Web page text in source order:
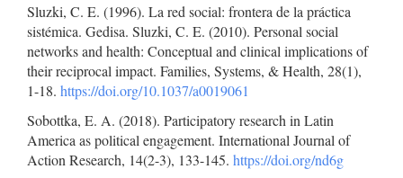
Sluzki, C. E. (1996). La red social: frontera de la práctica
sistémica. Gedisa. Sluzki, C. E. (2010). Personal social
networks and health: Conceptual and clinical implications of
their reciprocal impact. Families, Systems, & Health, 28(1),
1-18. https://doi.org/10.1037/a0019061
Sobottka, E. A. (2018). Participatory research in Latin
America as political engagement. International Journal of
Action Research, 14(2-3), 133-145. https://doi.org/nd6g